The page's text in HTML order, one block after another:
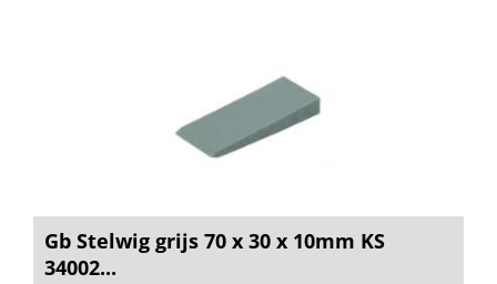
Gb Stelwig grijs 70 x 30 x 10mm KS
34002...